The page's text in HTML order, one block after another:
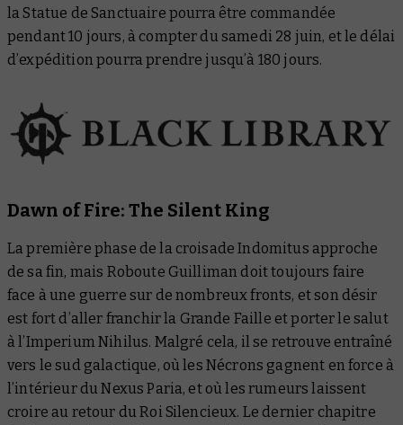
la Statue de Sanctuaire pourra être commandée
pendant 10 jours, à compter du samedi 28 juin, et le délai
d’expédition pourra prendre jusqu’à 180 jours.
Dawn of Fire: The Silent King
La première phase de la croisade Indomitus approche
de sa fin, mais Roboute Guilliman doit toujours faire
face à une guerre sur de nombreux fronts, et son désir
est fort d’aller franchir la Grande Faille et porter le salut
à l’Imperium Nihilus. Malgré cela, il se retrouve entraîné
vers le sud galactique, où les Nécrons gagnent en force à
l’intérieur du Nexus Paria, et où les rumeurs laissent
croire au retour du Roi Silencieux. Le dernier chapitre